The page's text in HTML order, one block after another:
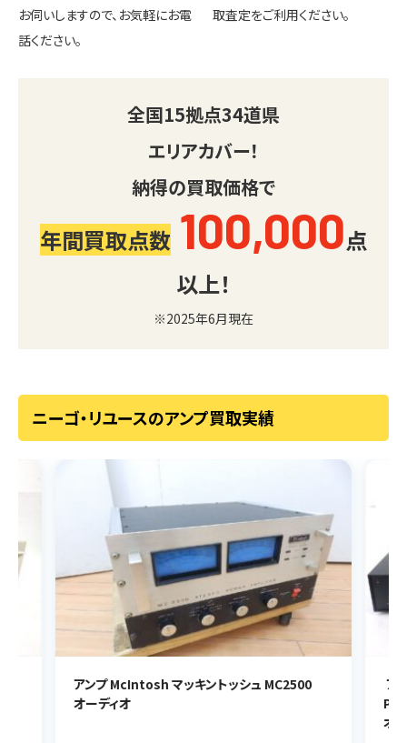
お伺いしますので、お気軽にお電
話ください。
取査定をご利用ください。
全国15拠点34道県
エリアカバー！
納得の買取価格で
年間買取点数 100,000点
以上！
※2025年6月現在
ニーゴ・リユースのアンプ買取実績
アンプ McIntosh マッキントッシュ MC2500
オーディオ
ア
オ